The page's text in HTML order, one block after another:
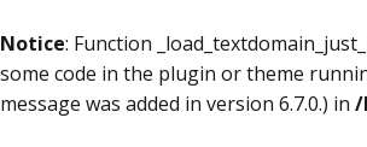
Notice: Function
some code in the plugin or theme
message was added in version 6.7.0.) in /